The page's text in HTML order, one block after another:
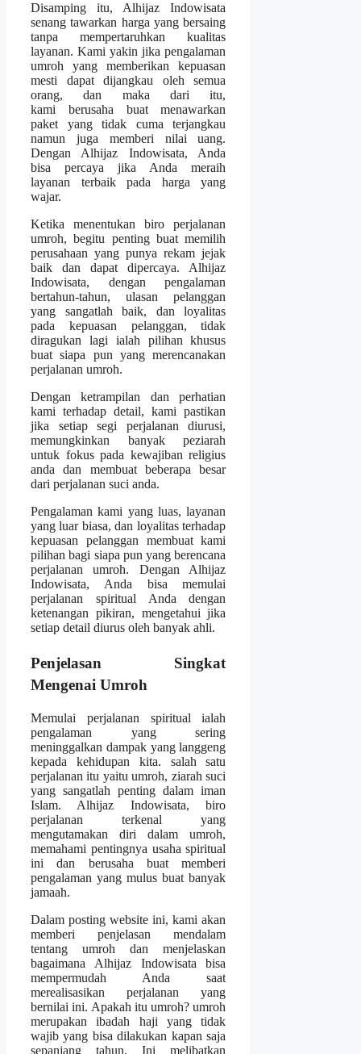
Disamping itu, Alhijaz Indowisata
senang tawarkan harga yang bersaing
tanpa mempertaruhkan kualitas
layanan. Kami yakin jika pengalaman
umroh yang memberikan kepuasan
mesti dapat dijangkau oleh semua
orang, dan maka dari itu,
kami berusaha buat menawarkan
paket yang tidak cuma terjangkau
namun juga memberi nilai uang.
Dengan Alhijaz Indowisata, Anda
bisa percaya jika Anda meraih
layanan terbaik pada harga yang
wajar.
Ketika menentukan biro perjalanan
umroh, begitu penting buat memilih
perusahaan yang punya rekam jejak
baik dan dapat dipercaya. Alhijaz
Indowisata, dengan pengalaman
bertahun-tahun, ulasan pelanggan
yang sangatlah baik, dan loyalitas
pada kepuasan pelanggan, tidak
diragukan lagi ialah pilihan khusus
buat siapa pun yang merencanakan
perjalanan umroh.
Dengan ketrampilan dan perhatian
kami terhadap detail, kami pastikan
jika setiap segi perjalanan diurusi,
memungkinkan banyak peziarah
untuk fokus pada kewajiban religius
anda dan membuat beberapa besar
dari perjalanan suci anda.
Pengalaman kami yang luas, layanan
yang luar biasa, dan loyalitas terhadap
kepuasan pelanggan membuat kami
pilihan bagi siapa pun yang berencana
perjalanan umroh. Dengan Alhijaz
Indowisata, Anda bisa memulai
perjalanan spiritual Anda dengan
ketenangan pikiran, mengetahui jika
setiap detail diurus oleh banyak ahli.
Penjelasan Singkat
Mengenai Umroh
Memulai perjalanan spiritual ialah
pengalaman yang sering
meninggalkan dampak yang langgeng
kepada kehidupan kita. salah satu
perjalanan itu yaitu umroh, ziarah suci
yang sangatlah penting dalam iman
Islam. Alhijaz Indowisata, biro
perjalanan terkenal yang
mengutamakan diri dalam umroh,
memahami pentingnya usaha spiritual
ini dan berusaha buat memberi
pengalaman yang mulus buat banyak
jamaah.
Dalam posting website ini, kami akan
memberi penjelasan mendalam
tentang umroh dan menjelaskan
bagaimana Alhijaz Indowisata bisa
mempermudah Anda saat
merealisasikan perjalanan yang
bernilai ini. Apakah itu umroh? umroh
merupakan ibadah haji yang tidak
wajib yang bisa dilakukan kapan saja
sepanjang tahun. Ini melibatkan